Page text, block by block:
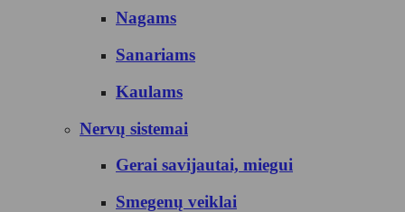
Nagams
Sanariams
Kaulams
Nervų sistemai
Gerai savijautai, miegui
Smegenų veiklai